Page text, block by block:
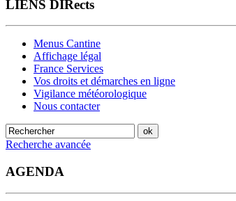
LIENS DIRects
Menus Cantine
Affichage légal
France Services
Vos droits et démarches en ligne
Vigilance météorologique
Nous contacter
Recherche avancée
AGENDA